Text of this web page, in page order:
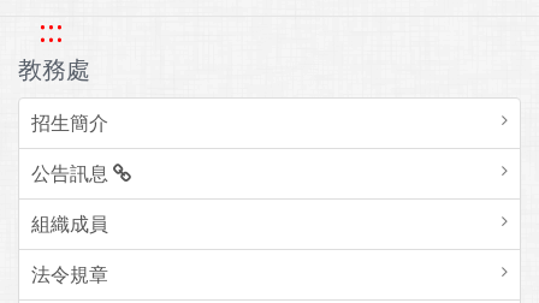
:::
教務處
招生簡介
公告訊息
組織成員
法令規章